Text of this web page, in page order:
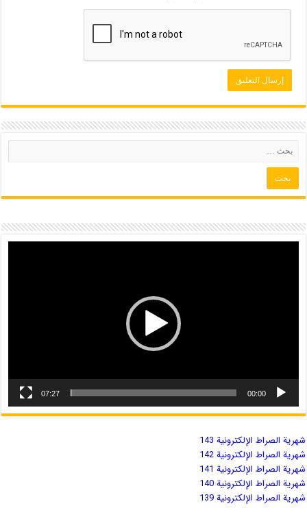
00:00
07:27
شهریة الصراط الإلكترونية 143
شهریة الصراط الإلكترونية 142
شهریة الصراط الإلكترونية 141
شهریة الصراط الإلكترونية 140
شهریة الصراط الإلكترونية 139